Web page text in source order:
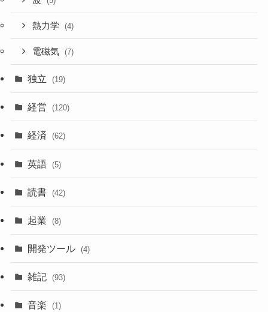
熱力学 (4)
電磁気 (7)
独立 (19)
経営 (120)
経済 (62)
英語 (5)
読書 (42)
起業 (8)
開発ツール (4)
雑記 (93)
音楽 (1)